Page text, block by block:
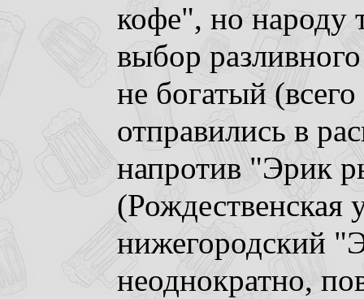
кофе", но народу
выбор
не богатый
отправились в
напротив "Эрик
(Рождественская
нижегородский
неоднократно,